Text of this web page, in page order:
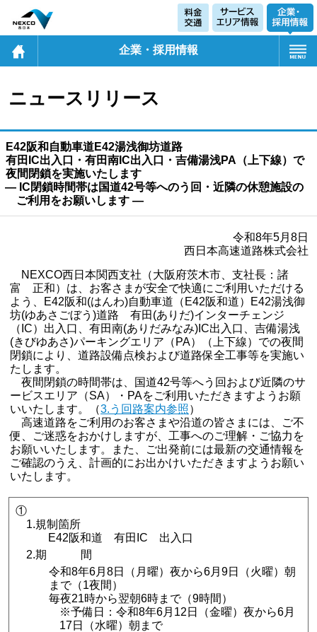
企業・採用情報
ニュースリリース
E42阪和自動車道E42湯浅御坊道路
有田IC出入口・有田南IC出入口・吉備湯浅PA（上下線）で
夜間閉鎖を実施いたします
― IC閉鎖時間帯は国道42号等へのう回・近隣の休憩施設の
ご利用をお願いします ―
令和8年5月8日
西日本高速道路株式会社
NEXCO西日本関西支社（大阪府茨木市、支社長：諸
富 正和）は、お客さまが安全で快適にご利用いただける
よう、E42阪和(はんわ)自動車道（E42阪和道）E42湯浅御
坊(ゆあさごぼう)道路 有田(ありだ)インターチェンジ
（IC）出入口、有田南(ありだみなみ)IC出入口、吉備湯浅
(きびゆあさ)パーキングエリア（PA）（上下線）での夜間
閉鎖により、道路設備点検および道路保全工事等を実施い
たします。
夜間閉鎖の時間帯は、国道42号等へう回および近隣のサ
ービスエリア（SA）・PAをご利用いただきますようお願
いいたします。（3.う回路案内参照）
高速道路をご利用のお客さまや沿道の皆さまには、ご不
便、ご迷惑をおかけしますが、工事へのご理解・ご協力を
お願いいたします。また、ご出発前には最新の交通情報を
ご確認のうえ、計画的にお出かけいただきますようお願い
いたします。
①
1.規制箇所
E42阪和道 有田IC 出入口
2.期 間
令和8年6月8日（月曜）夜から6月9日（火曜）朝
まで（1夜間）
毎夜21時から翌朝6時まで（9時間）
※予備日：令和8年6月12日（金曜）夜から6月
17日（水曜）朝まで